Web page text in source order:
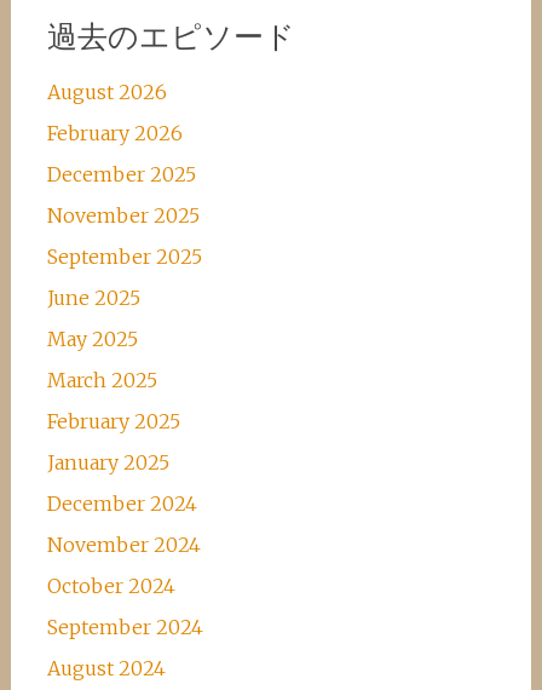
過去のエピソード
August 2026
February 2026
December 2025
November 2025
September 2025
June 2025
May 2025
March 2025
February 2025
January 2025
December 2024
November 2024
October 2024
September 2024
August 2024